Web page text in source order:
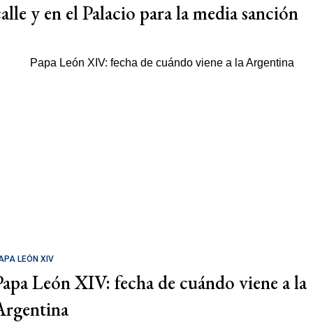
y en el Palacio para la media sanción
LEÓN XIV
León XIV: fecha de cuándo viene a la